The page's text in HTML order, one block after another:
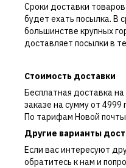
Сроки доставки
будет ехать посылка. В
большинстве крупных
доставляет посылки в
Стоимость доставки
Бесплатная доставка
заказе на сумму от 4999
По тарифам Новой почты
Другие варианты
Если вас интересуют
обратитесь к нам и